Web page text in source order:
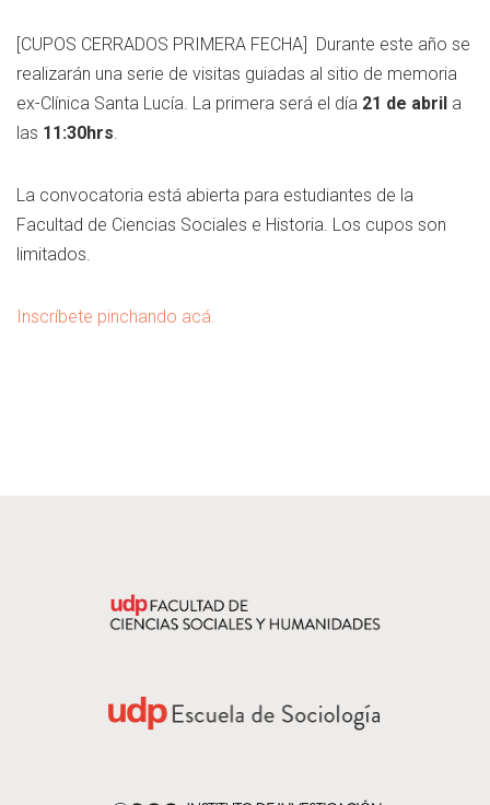
[CUPOS CERRADOS PRIMERA FECHA] Durante este año se
realizarán una serie de visitas guiadas al sitio de memoria
ex-Clínica Santa Lucía. La primera será el día 21 de abril a
las 11:30hrs.
La convocatoria está abierta para estudiantes de la
Facultad de Ciencias Sociales e Historia. Los cupos son
limitados.
Inscríbete pinchando acá.